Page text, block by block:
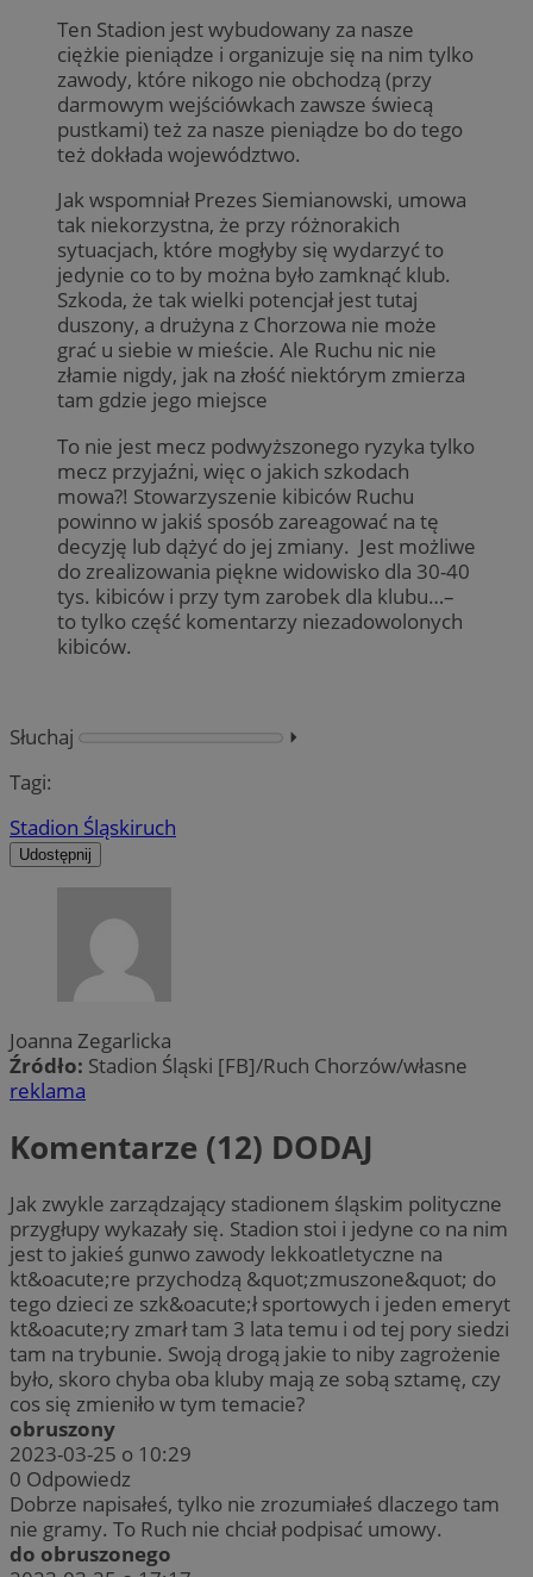
Ten Stadion jest wybudowany za nasze
ciężkie pieniądze i organizuje się na nim tylko
zawody, które nikogo nie obchodzą (przy
darmowym wejściówkach zawsze świecą
pustkami) też za nasze pieniądze bo do tego
też dokłada województwo.
Jak wspomniał Prezes Siemianowski, umowa
tak niekorzystna, że przy różnorakich
sytuacjach, które mogłyby się wydarzyć to
jedynie co to by można było zamknąć klub.
Szkoda, że tak wielki potencjał jest tutaj
duszony, a drużyna z Chorzowa nie może
grać u siebie w mieście. Ale Ruchu nic nie
złamie nigdy, jak na złość niektórym zmierza
tam gdzie jego miejsce
To nie jest mecz podwyższonego ryzyka tylko
mecz przyjaźni, więc o jakich szkodach
mowa?! Stowarzyszenie kibiców Ruchu
powinno w jakiś sposób zareagować na tę
decyzję lub dążyć do jej zmiany. Jest możliwe
do zrealizowania piękne widowisko dla 30-40
tys. kibiców i przy tym zarobek dla klubu…–
to tylko część komentarzy niezadowolonych
kibiców.
Słuchaj
⏵︎
Tagi:
Stadion Śląskiruch
Udostępnij
Joanna Zegarlicka
Źródło: Stadion Śląski [FB]/Ruch Chorzów/własne
reklama
Komentarze (12) DODAJ
Jak zwykle zarządzający stadionem śląskim polityczne
przygłupy wykazały się. Stadion stoi i jedyne co na nim
jest to jakieś gunwo zawody lekkoatletyczne na
kt&oacute;re przychodzą &quot;zmuszone&quot; do
tego dzieci ze szk&oacute;ł sportowych i jeden emeryt
kt&oacute;ry zmarł tam 3 lata temu i od tej pory siedzi
tam na trybunie. Swoją drogą jakie to niby zagrożenie
było, skoro chyba oba kluby mają ze sobą sztamę, czy
cos się zmieniło w tym temacie?
obruszony
2023-03-25 o 10:29
0 Odpowiedz
Dobrze napisałeś, tylko nie zrozumiałeś dlaczego tam
nie gramy. To Ruch nie chciał podpisać umowy.
do obruszonego